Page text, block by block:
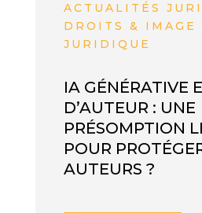
ACTUALITÉS
DROITS & IMAGE
JURIDIQUE
IA GÉNÉRATIVE
D’AUTEUR : UNE
PRÉSOMPTION
POUR
AUTEURS ?